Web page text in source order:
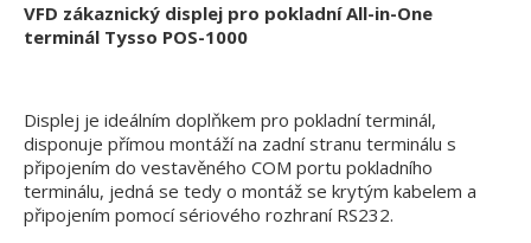
VFD zákaznický displej pro pokladní All-in-One
terminál Tysso POS-1000
Displej je ideálním doplňkem pro pokladní terminál,
disponuje přímou montáží na zadní stranu terminálu s
připojením do vestavěného COM portu pokladního
terminálu, jedná se tedy o montáž se krytým kabelem a
připojením pomocí sériového rozhraní RS232.